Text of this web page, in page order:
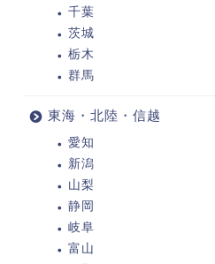
千葉
茨城
栃木
群馬
東海・北陸・信越
愛知
新潟
山梨
静岡
岐阜
富山